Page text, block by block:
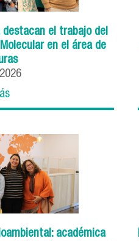
destacan el trabajo del
en el área de
2026
académica